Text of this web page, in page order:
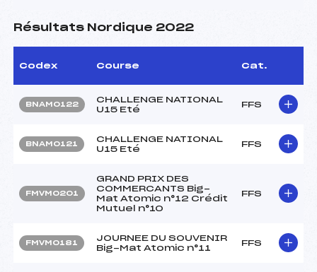
Résultats Nordique 2022
Codex Course Cat.
BNAM0122
CHALLENGE NATIONAL
U15 Eté
FFS
BNAM0121
CHALLENGE NATIONAL
U15 Eté
FFS
FMVM0201
GRAND PRIX DES
COMMERCANTS Big-
Mat Atomic n°12 Crédit
Mutuel n°10
FFS
FMVM0181
JOURNEE DU SOUVENIR
Big-Mat Atomic n°11
FFS